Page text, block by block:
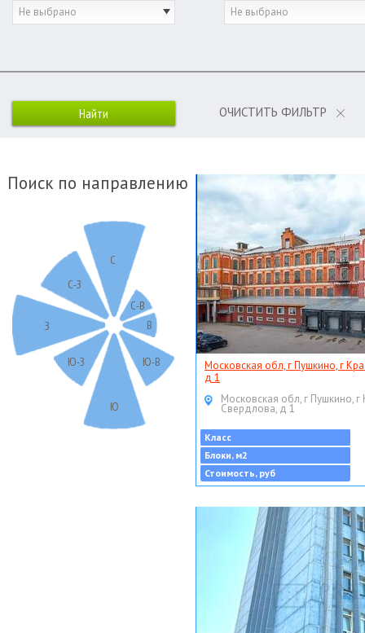
Не выбрано Не выбрано
ОЧИСТИТЬ ФИЛЬТР
Поиск по направлению
С
С-В
В
Ю-В
Ю
Ю-З
З
С-З
Московская обл, г Пушкино, г
д 1
Московская обл, г Пушкино, г
Свердлова, д 1
Класс
Блоки, м2
Стоимость, руб